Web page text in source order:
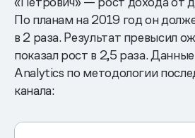
По планам на 2019 год он
в 2 раза. Результат превысил
показал рост в 2,5 раза.
Analytics по методологии
канала: